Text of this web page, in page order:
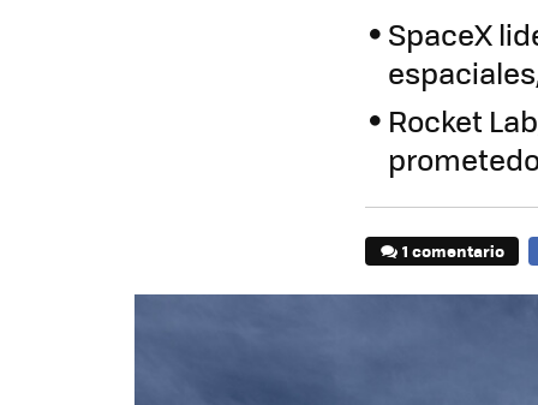
SpaceX
Rocket
1 comentario